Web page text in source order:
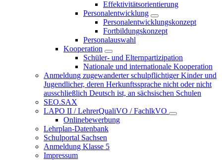
Effektivitätsorientierung
Personalentwicklung
Personalentwicklungskonzept
Fortbildungskonzept
Personalauswahl
Kooperation
Schüler- und Elternpartizipation
Nationale und internationale Kooperation
Anmeldung zugewanderter schulpflichtiger Kinder und
Jugendlicher, deren Herkunftssprache nicht oder nicht
ausschließlich Deutsch ist, an sächsischen Schulen
SEO.SAX
LAPO II / LehrerQualiVO / FachlkVO
Onlinebewerbung
Lehrplan-Datenbank
Schulportal Sachsen
Anmeldung Klasse 5
Impressum